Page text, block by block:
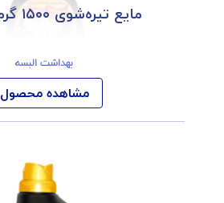
مایع تیره‌شوی ۱۵۰۰ گرمی اکتیو
بهداشت البسه
مشاهده محصول